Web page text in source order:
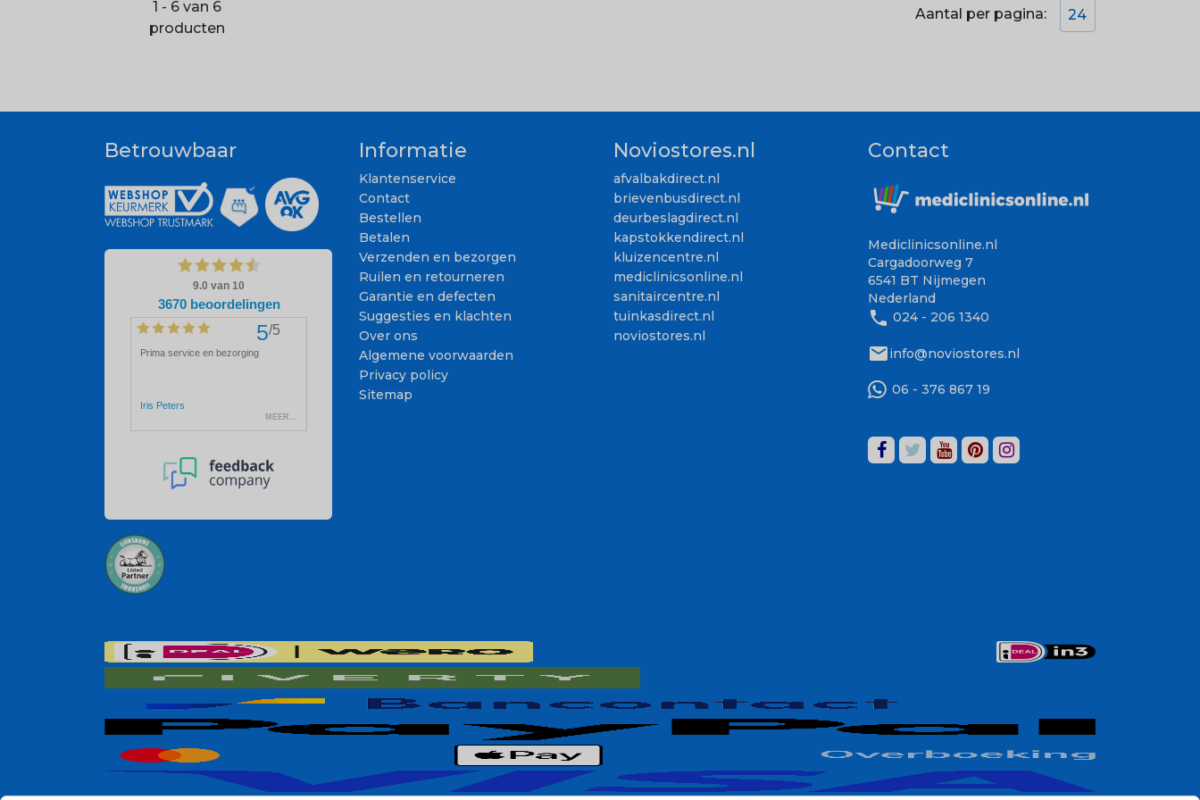
1 - 6 van 6
producten
Aantal per pagina: 24
Betrouwbaar Informatie
Klantenservice
Contact
Bestellen
Betalen
Verzenden en bezorgen
Ruilen en retourneren
Garantie en defecten
Suggesties en klachten
Over ons
Algemene voorwaarden
Privacy policy
Sitemap
Noviostores.nl
afvalbakdirect.nl
brievenbusdirect.nl
deurbeslagdirect.nl
kapstokkendirect.nl
kluizencentre.nl
mediclinicsonline.nl
sanitaircentre.nl
tuinkasdirect.nl
noviostores.nl
Contact
Mediclinicsonline.nl
Cargadoorweg 7
6541 BT Nijmegen
Nederland
phone 024 - 206 1340
mailinfo@noviostores.nl
06 - 376 867 19